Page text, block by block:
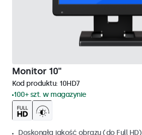
Monitor 10"
Kod produktu: 10HD7
100+ szt. w magazynie
Doskonała jakość obrazu (do Full HD)